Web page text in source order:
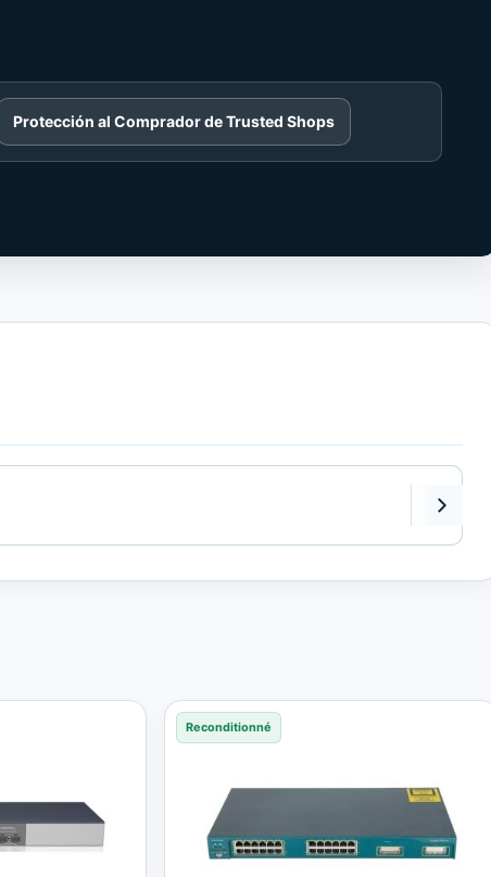
Protección al Comprador de Trusted Shops
Reconditionné